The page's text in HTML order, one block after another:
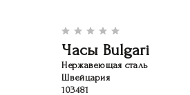
Часы Bulgari
Нержавеющая сталь
Швейцария
103481